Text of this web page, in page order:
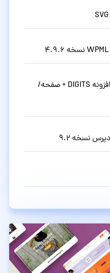
ورود و عضویت با شماره موبایل در وردپرس با افزونه DIGITS + صفحه/